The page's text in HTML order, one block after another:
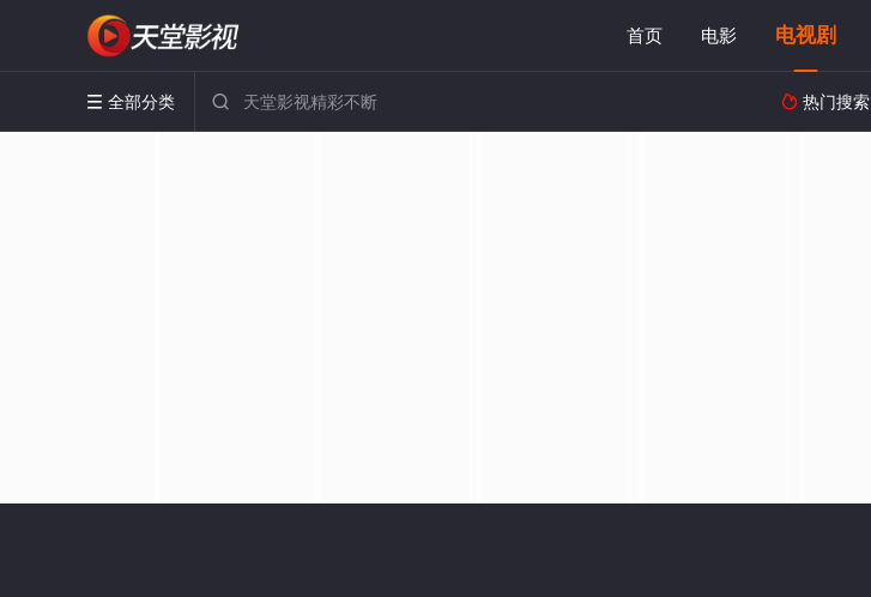
首页 电影 电视剧
 全部分类   热门搜索